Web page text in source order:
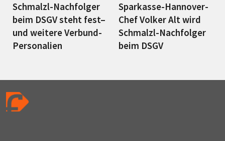
Schmalzl-Nachfolger
beim DSGV steht fest–
und weitere Verbund-
Personalien
Sparkasse-Hannover-
Chef Volker Alt wird
Schmalzl-Nachfolger
beim DSGV